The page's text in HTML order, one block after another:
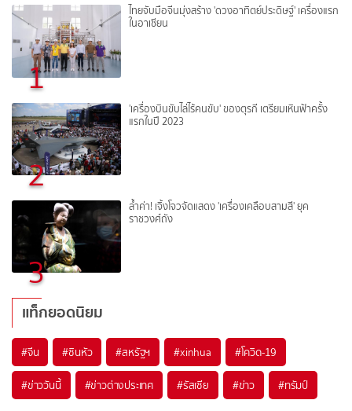
1
ไทยจับมือจีนมุ่งสร้าง 'ดวงอาทิตย์ประดิษฐ์' เครื่องแรก
ในอาเซียน
2
'เครื่องบินขับไล่ไร้คนขับ' ของตุรกี เตรียมเหินฟ้าครั้ง
แรกในปี 2023
3
ล้ำค่า! เจิ้งโจวจัดแสดง 'เครื่องเคลือบสามสี' ยุค
ราชวงศ์ถัง
แท็กยอดนิยม
#จีน #ซินหัว #สหรัฐฯ #xinhua #โควิด-19
#ข่าววันนี้ #ข่าวต่างประเทศ #รัสเซีย #ข่าว #ทรัมป์